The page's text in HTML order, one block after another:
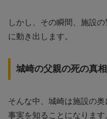
しかし、その瞬間、施設
に動き出します。
城崎の父親の死の真
そんな中、城崎は施設の
事実を知ることになります